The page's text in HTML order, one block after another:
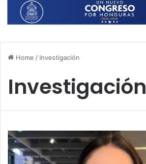
Home / Investigación
Investigación